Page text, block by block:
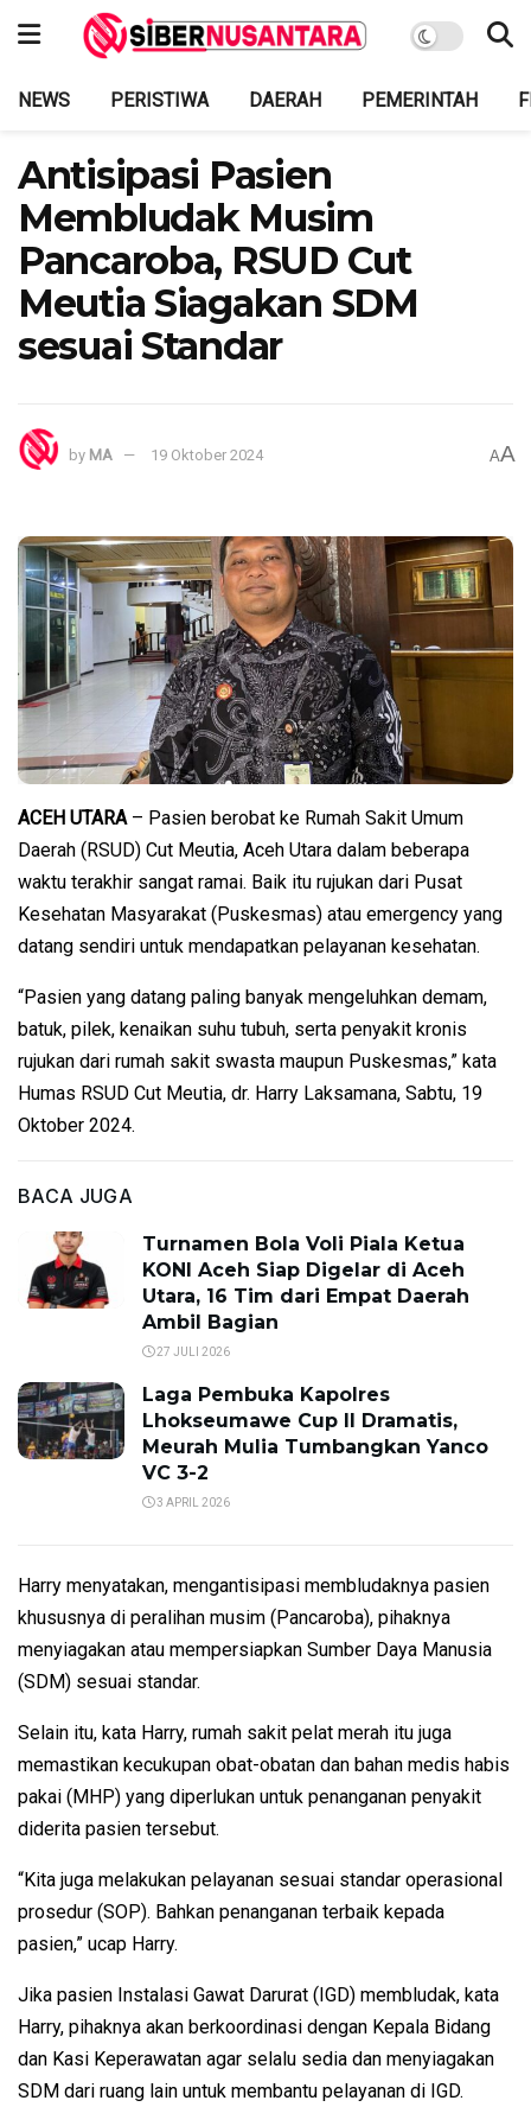
NEWS PERISTIWA DAERAH PEMERINTAH
Antisipasi Pasien
Membludak Musim
Pancaroba, RSUD Cut
Meutia Siagakan SDM
sesuai Standar
by MA 19 Oktober 2024 AA
ACEH UTARA– Pasien berobat ke Rumah Sakit Umum
Daerah (RSUD) Cut Meutia, Aceh Utara dalam beberapa
waktu terakhir sangat ramai. Baik itu rujukan dari Pusat
Kesehatan Masyarakat (Puskesmas) atau emergency yang
datang sendiri untuk mendapatkan pelayanan kesehatan.
“Pasien yang datang paling banyak mengeluhkan demam,
batuk, pilek, kenaikan suhu tubuh, serta penyakit kronis
rujukan dari rumah sakit swasta maupun Puskesmas,” kata
Humas RSUD Cut Meutia, dr. Harry Laksamana, Sabtu, 19
Oktober 2024.
BACA JUGA
Turnamen Bola Voli Piala Ketua
KONI Aceh Siap Digelar di Aceh
Utara, 16 Tim dari Empat Daerah
Ambil Bagian
27 JULI 2026
Laga Pembuka Kapolres
Lhokseumawe Cup II Dramatis,
Meurah Mulia Tumbangkan Yanco
VC 3-2
3 APRIL 2026
Harry menyatakan, mengantisipasi membludaknya pasien
khususnya di peralihan musim (Pancaroba), pihaknya
menyiagakan atau mempersiapkan Sumber Daya Manusia
(SDM) sesuai standar.
Selain itu, kata Harry, rumah sakit pelat merah itu juga
memastikan kecukupan obat-obatan dan bahan medis habis
pakai (MHP) yang diperlukan untuk penanganan penyakit
diderita pasien tersebut.
“Kita juga melakukan pelayanan sesuai standar operasional
prosedur (SOP). Bahkan penanganan terbaik kepada
pasien,” ucap Harry.
Jika pasien Instalasi Gawat Darurat (IGD) membludak, kata
Harry, pihaknya akan berkoordinasi dengan Kepala Bidang
dan Kasi Keperawatan agar selalu sedia dan menyiagakan
SDM dari ruang lain untuk membantu pelayanan di IGD.